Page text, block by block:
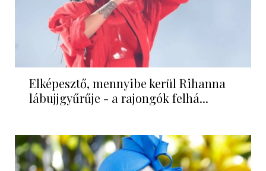
Elképesztő, mennyibe kerül Rihanna
lábujjgyűrűje - a rajongók felhá...